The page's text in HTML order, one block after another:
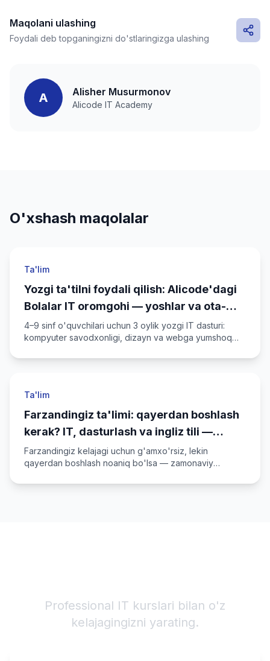
Maqolani ulashing
Foydali deb topganingizni do'stlaringizga ulashing
A Alisher Musurmonov
Alicode IT Academy
O'xshash maqolalar
Ta'lim
Yozgi ta'tilni foydali qilish: Alicode'dagi
Bolalar IT oromgohi — yoshlar va ota-
onalar uchun
4–9 sinf o'quvchilari uchun 3 oylik yozgi IT dasturi:
kompyuter savodxonligi, dizayn va webga yumshoq
arziydi?
Ta'lim
Farzandingiz ta'limi: qayerdan boshlash
kerak? IT, dasturlash va ingliz tili —
kelajak uchun mustahkam yo'l
Farzandingiz kelajagi uchun g'amxo'rsiz, lekin
qayerdan boshlash noaniq bo'lsa — zamonaviy
haqida qisqa yo'l-yo'riq.
Professional IT kurslari bilan o'z
kelajagingizni yarating.